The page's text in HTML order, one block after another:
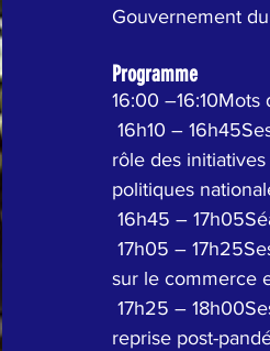
Gouvernement
Programme
16:00
rôle des
politiques
16h45 –
sur le commerce
reprise post-